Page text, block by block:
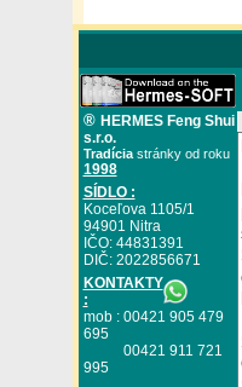
® HERMES Feng Shui
s.r.o.
Tradíciastránky od roku
1998
SÍDLO :
Koceľova 1105/1
94901 Nitra
IČO: 44831391
DIČ: 2022856671
KONTAKTY
:
mob : 00421 905 479
695
00421 911 721
995